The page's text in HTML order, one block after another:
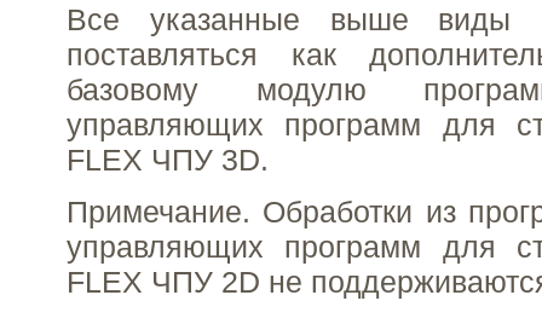
Все указанные выше виды
поставляться как
базовому модулю
управляющих программ для
FLEX ЧПУ 3D.
Примечание. Обработки из
управляющих программ для
FLEX ЧПУ 2D не